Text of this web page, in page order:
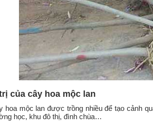
của cây hoa mộc lan
hoa mộc lan được trồng nhiều để tạo cảnh
học, khu đô thị, đình chùa…